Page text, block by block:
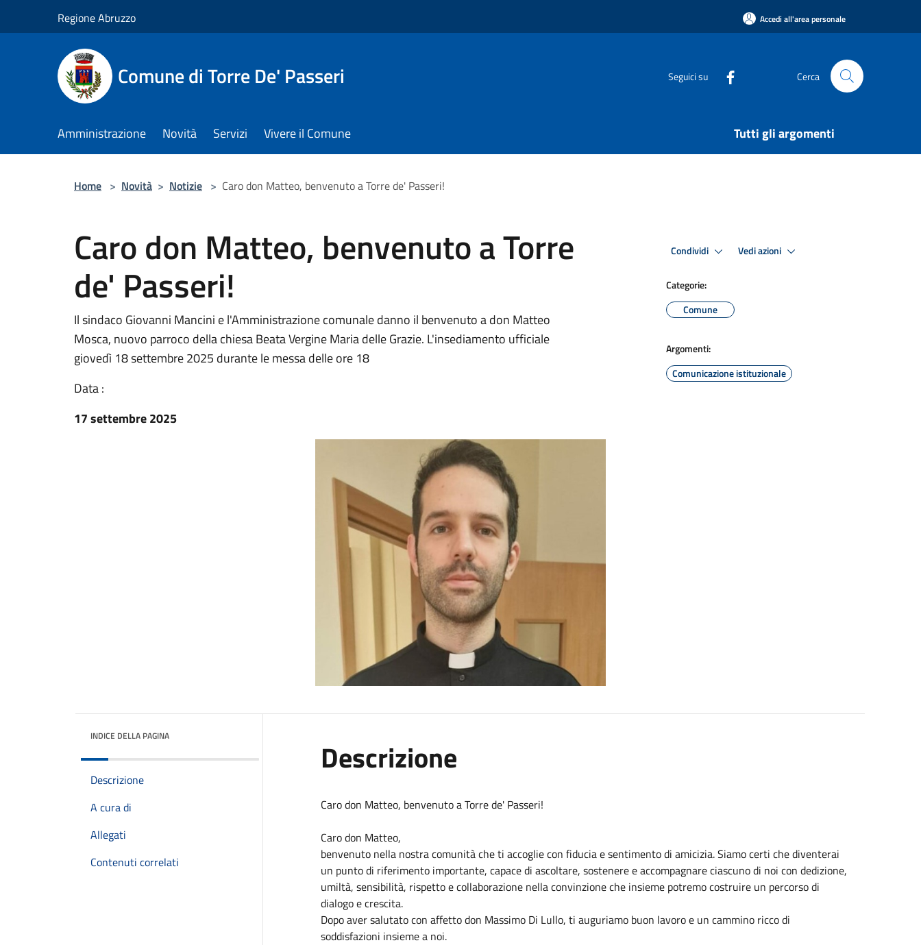
Regione Abruzzo Accedi all'area personale
Comune di Torre De' Passeri Seguici su Cerca
Amministrazione Novità Servizi Vivere il Comune Tutti gli argomenti
Home > Novità > Notizie > Caro don Matteo, benvenuto a Torre de' Passeri!
Caro don Matteo, benvenuto a Torre
de' Passeri!
Il sindaco Giovanni Mancini e l'Amministrazione comunale danno il benvenuto a don Matteo
Mosca, nuovo parroco della chiesa Beata Vergine Maria delle Grazie. L'insediamento ufficiale
giovedì 18 settembre 2025 durante le messa delle ore 18
Data :
17 settembre 2025
Condividi Vedi azioni
Categorie:
Comune
Argomenti:
Comunicazione istituzionale
INDICE DELLA PAGINA
Descrizione
A cura di
Allegati
Contenuti correlati
Descrizione
Caro don Matteo, benvenuto a Torre de' Passeri!
Caro don Matteo,
benvenuto nella nostra comunità che ti accoglie con fiducia e sentimento di amicizia. Siamo certi che diventerai
un punto di riferimento importante, capace di ascoltare, sostenere e accompagnare ciascuno di noi con dedizione,
umiltà, sensibilità, rispetto e collaborazione nella convinzione che insieme potremo costruire un percorso di
dialogo e crescita.
Dopo aver salutato con affetto don Massimo Di Lullo, ti auguriamo buon lavoro e un cammino ricco di
soddisfazioni insieme a noi.